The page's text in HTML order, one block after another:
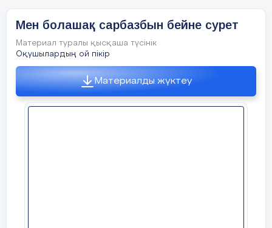
Мен болашақ сарбазбын бейне сурет
Материал туралы қысқаша түсінік
Оқушылардың ой пікір
Материалды жүктеу